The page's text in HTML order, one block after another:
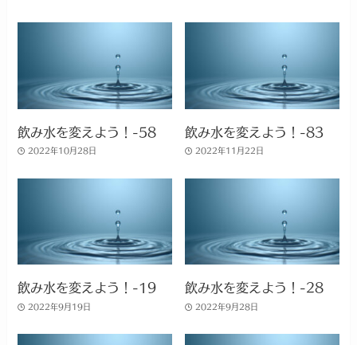
飲み水を変えよう！-58
2022年10月28日
飲み水を変えよう！-83
2022年11月22日
飲み水を変えよう！-19
2022年9月19日
飲み水を変えよう！-28
2022年9月28日